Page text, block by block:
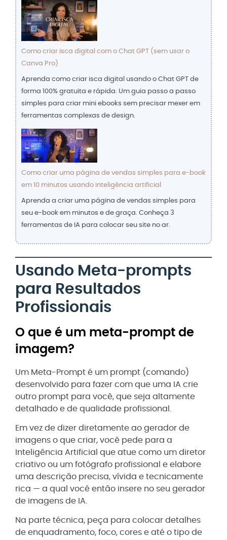
Como criar isca digital com o Chat GPT (sem usar o
Canva Pro)
Aprenda como criar isca digital usando o Chat GPT de
forma 100% gratuita e rápida. Um guia passo a passo
simples para criar mini ebooks sem precisar mexer em
ferramentas complexas de design.
Como criar uma página de vendas simples para e-book
em 10 minutos usando inteligência artificial
Aprenda a criar uma página de vendas simples para
seu e-book em minutos e de graça. Conheça 3
ferramentas de IA para colocar seu site no ar.
Usando Meta-prompts
para Resultados
Profissionais
O que é um meta-prompt de
imagem?
Um Meta-Prompt é um prompt (comando)
desenvolvido para fazer com que uma IA crie
outro prompt para você, que seja altamente
detalhado e de qualidade profissional.
Em vez de dizer diretamente ao gerador de
imagens o que criar, você pede para a
Inteligência Artificial que atue como um diretor
criativo ou um fotógrafo profissional e elabore
uma descrição precisa, vívida e tecnicamente
rica — a qual você então insere no seu gerador
de imagens de IA.
Na parte técnica, peça para colocar detalhes
de enquadramento, foco, cores e até o tipo de